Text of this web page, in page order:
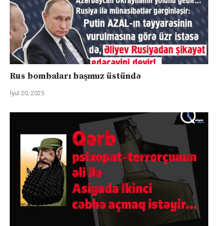
Rus bombaları başımız üstündə
İyul 20, 2025